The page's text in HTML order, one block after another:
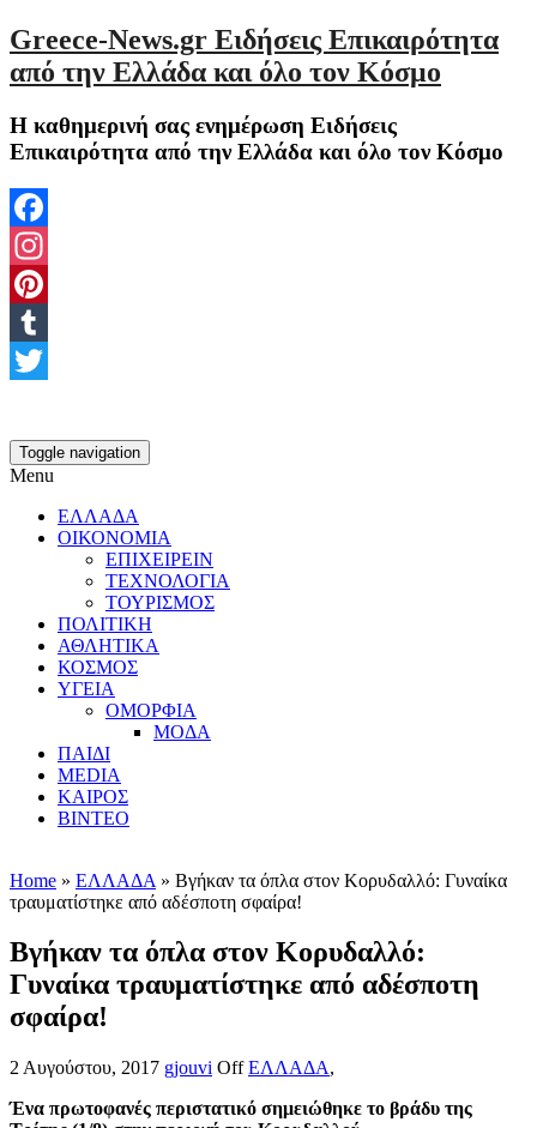
Greece-News.gr Ειδήσεις Επικαιρότητα
από την Ελλάδα και όλο τον Κόσμο
Η καθημερινή σας ενημέρωση Ειδήσεις
Επικαιρότητα από την Ελλάδα και όλο τον Κόσμο
Facebook
Instagram
Pinterest
Tumblr
Toggle navigation
Menu
ΕΛΛΑΔΑ
ΟΙΚΟΝΟΜΙΑ
ΕΠΙΧΕΙΡΕΙΝ
ΤΕΧΝΟΛΟΓΙΑ
ΤΟΥΡΙΣΜΟΣ
ΠΟΛΙΤΙΚΗ
ΑΘΛΗΤΙΚΑ
ΚΟΣΜΟΣ
ΥΓΕΙΑ
ΟΜΟΡΦΙΑ
ΜΟΔΑ
ΠΑΙΔΙ
MEDIA
ΚΑΙΡΟΣ
ΒΙΝΤΕΟ
Home » ΕΛΛΑΔΑ » Βγήκαν τα όπλα στον Κορυδαλλό: Γυναίκα
τραυματίστηκε από αδέσποτη σφαίρα!
Βγήκαν τα όπλα στον Κορυδαλλό:
Γυναίκα τραυματίστηκε από αδέσποτη
σφαίρα!
2 Αυγούστου, 2017 gjouvi Off ΕΛΛΑΔΑ,
Ένα πρωτοφανές περιστατικό σημειώθηκε το βράδυ της